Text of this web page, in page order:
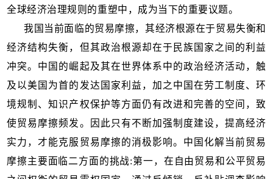
全球经济治理规则的重塑中，成为当下的重要议题。
我国当前面临的贸易摩擦，其经济根源在于贸易失衡和
经济结构失衡，但其政治根源却在于民族国家之间的利益
冲突。中国的崛起及其在世界体系中的政治经济活动，触
及以美国为首的发达国家利益，加之中国在劳工制度、环
境规制、知识产权保护等方面仍有改进和完善的空间，致
使贸易摩擦频发。因此只有不断加强制度建设，提高经济
实力，才能克服贸易摩擦的消极影响。中国化解当前贸易
摩擦主要面临二方面的挑战:第一，在自由贸易和公平贸易